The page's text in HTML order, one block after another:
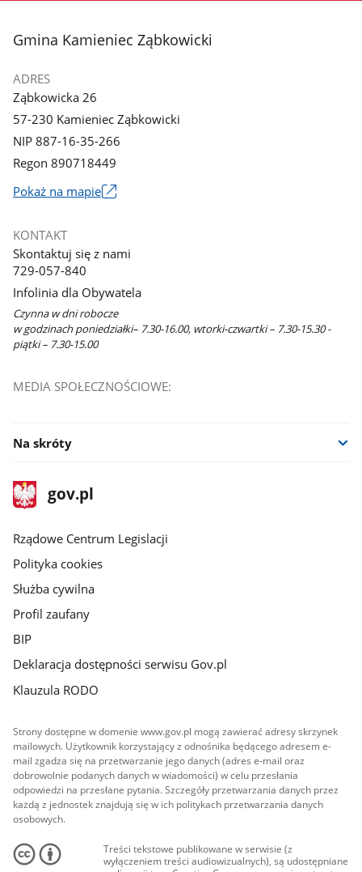
stopka
Gmina Kamieniec Ząbkowicki
ADRES
Ząbkowicka 26
57-230 Kamieniec Ząbkowicki
NIP 887-16-35-266
Regon 890718449
Pokaż na mapieLink
nowym
KONTAKT
Skontaktuj się z nami
729-057-840
Infolinia dla Obywatela
Czynna w dni robocze
w godzinach poniedziałki– 7.30-16.00, wtorki-czwartki – 7.30-15.30 -
piątki – 7.30-15.00
MEDIA SPOŁECZNOŚCIOWE:
Na skróty
stopka
gov.plStrona
gov.pl
Rządowe Centrum Legislacji
Polityka cookies
Służba cywilna
Profil zaufany
BIP
Deklaracja dostępności serwisu Gov.pl
Klauzula RODO
Strony dostępne w domenie www.gov.pl mogą zawierać adresy skrzynek
mailowych. Użytkownik korzystający z odnośnika będącego adresem e-
mail zgadza się na przetwarzanie jego danych (adres e-mail oraz
dobrowolnie podanych danych w wiadomości) w celu przesłania
odpowiedzi na przesłane pytania. Szczegóły przetwarzania danych przez
każdą z jednostek znajdują się w ich politykach przetwarzania danych
osobowych.
Treści tekstowe publikowane w serwisie (z
wyłączeniem treści audiowizualnych), są udostępniane